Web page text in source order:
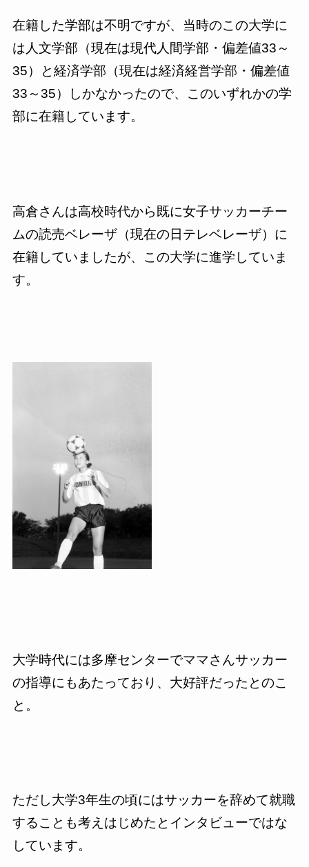
在籍した学部は不明ですが、当時のこの大学に
は人文学部（現在は現代人間学部・偏差値33 ～
35）と経済学部（現在は経済経営学部・偏差値
33 ～35）しかなかったので、このいずれかの学
部に在籍しています。
高倉さんは高校時代から既に女子サッカーチー
ムの読売ベレーザ（現在の日テレベレーザ）に
在籍していましたが、この大学に進学していま
す。
大学時代には多摩センターでママさんサッカー
の指導にもあたっており、大好評だったとのこ
と。
ただし大学3年生の頃にはサッカーを辞めて就職
することも考えはじめたとインタビューではな
しています。